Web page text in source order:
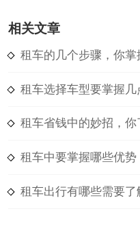
相关文章
租车的几个步骤，你掌
租车选择车型要掌握几
租车省钱中的妙招，你
租车中要掌握哪些优势
租车出行有哪些需要了